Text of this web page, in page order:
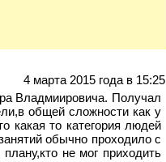
4 марта 2015 года в 15:25
Владмиировича. Получал
общей сложности как у
какая то категория людей
обычно проходило с
не мог приходить